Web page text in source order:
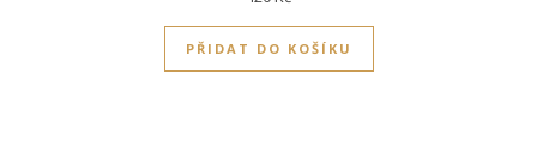
PŘIDAT DO KOŠÍKU